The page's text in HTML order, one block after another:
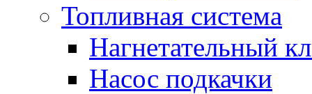
Топливная система
Нагнетательный
Насос подкачки